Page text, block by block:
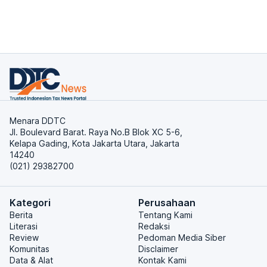
Menara DDTC
Jl. Boulevard Barat. Raya No.B Blok XC 5-6,
Kelapa Gading, Kota Jakarta Utara, Jakarta
14240
(021) 29382700
Kategori
Berita
Literasi
Review
Komunitas
Data & Alat
Perusahaan
Tentang Kami
Redaksi
Pedoman Media Siber
Disclaimer
Kontak Kami